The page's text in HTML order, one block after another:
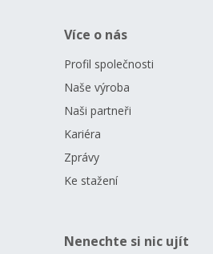
Více o nás
Profil společnosti
Naše výroba
Naši partneři
Kariéra
Zprávy
Ke stažení
Nenechte si nic ujít